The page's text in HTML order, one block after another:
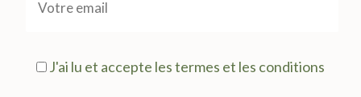
J'ai lu et accepte les termes et les conditions